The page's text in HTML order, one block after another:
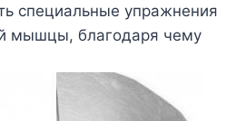
специальные упражнения
мышцы, благодаря чему